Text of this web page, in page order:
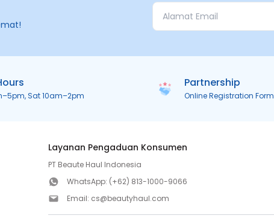
Sat 10am–2pm
Partnership
Online Registration Form
Layanan Pengaduan Konsumen
PT Beaute Haul Indonesia
WhatsApp: (+62) 813-1000-9066
Email: cs@beautyhaul.com